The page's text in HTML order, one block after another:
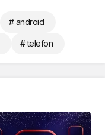
# android
# telefon